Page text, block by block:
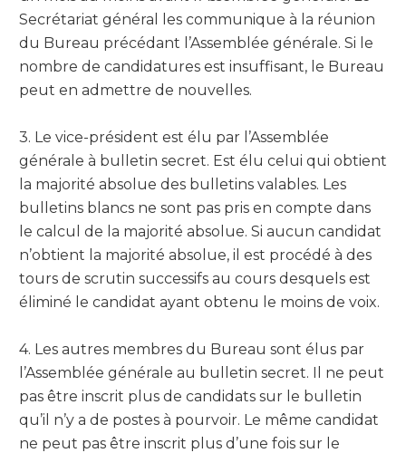
Secrétariat général les communique à la réunion
du Bureau précédant l’Assemblée générale. Si le
nombre de candidatures est insuffisant, le Bureau
peut en admettre de nouvelles.
3. Le vice-président est élu par l’Assemblée
générale à bulletin secret. Est élu celui qui obtient
la majorité absolue des bulletins valables. Les
bulletins blancs ne sont pas pris en compte dans
le calcul de la majorité absolue. Si aucun candidat
n’obtient la majorité absolue, il est procédé à des
tours de scrutin successifs au cours desquels est
éliminé le candidat ayant obtenu le moins de voix.
4. Les autres membres du Bureau sont élus par
l’Assemblée générale au bulletin secret. Il ne peut
pas être inscrit plus de candidats sur le bulletin
qu’il n’y a de postes à pourvoir. Le même candidat
ne peut pas être inscrit plus d’une fois sur le